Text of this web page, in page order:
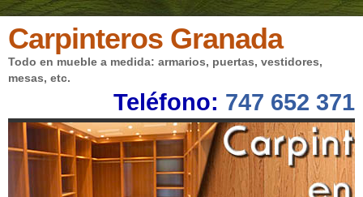
Carpinteros Granada
Todo en mueble a medida: armarios, puertas, vestidores,
mesas, etc.
Teléfono: 747 652 371